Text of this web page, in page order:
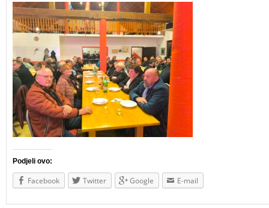
Podjeli ovo:
Facebook Twitter Google E-mail